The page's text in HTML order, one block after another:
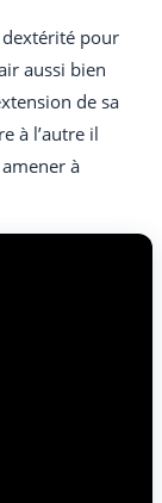
dextérité pour
aussi bien
de sa
à l’autre il
à